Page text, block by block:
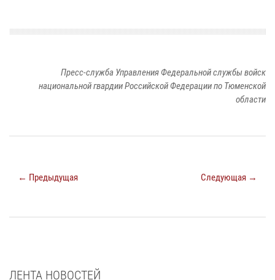
Пресс-служба Управления Федеральной службы войск
национальной гвардии Российской Федерации по Тюменской
области
← Предыдущая Следующая →
ЛЕНТА НОВОСТЕЙ